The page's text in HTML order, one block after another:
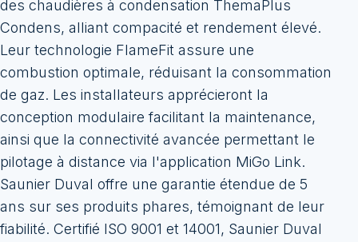
des chaudières à condensation ThemaPlus
Condens, alliant compacité et rendement élevé.
Leur technologie FlameFit assure une
combustion optimale, réduisant la consommation
de gaz. Les installateurs apprécieront la
conception modulaire facilitant la maintenance,
ainsi que la connectivité avancée permettant le
pilotage à distance via l'application MiGo Link.
Saunier Duval offre une garantie étendue de 5
ans sur ses produits phares, témoignant de leur
fiabilité. Certifié ISO 9001 et 14001, Saunier Duval